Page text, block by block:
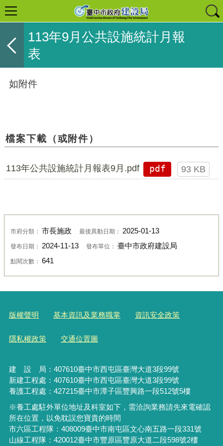
113年9月公共設施統計月報
表
如附件
檔案下載（或附件）
113年公共設施統計月報表9月.pdf pdf 93 KB
市府分類： 市長施政 最後異動日期： 2025-01-13
發布日期： 2024-11-13 發布單位： 臺中市政府建設局
點閱次數： 641
版權聲明 基本資訊及業務職掌 資訊安全政策
隱私權政策 交通位置圖
建 設 局： 407610臺中市西屯區臺灣大道3段99號
新建工程處：407610臺中市西屯區臺灣大道3段99號
養護工程處：427215臺中市潭子區豐興路一段512號5樓
※養工處駐外單位地址及科室如下，需洽詢業務請先來電確認
所在位置，以免耽誤您寶貴的時間
市六區工程隊：408009臺中市南屯區文心南五路一段331號
山線工程隊：420012臺中市豐原區豐原大道二段598號2樓